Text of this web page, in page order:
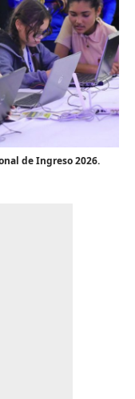
de Ingreso 2026.